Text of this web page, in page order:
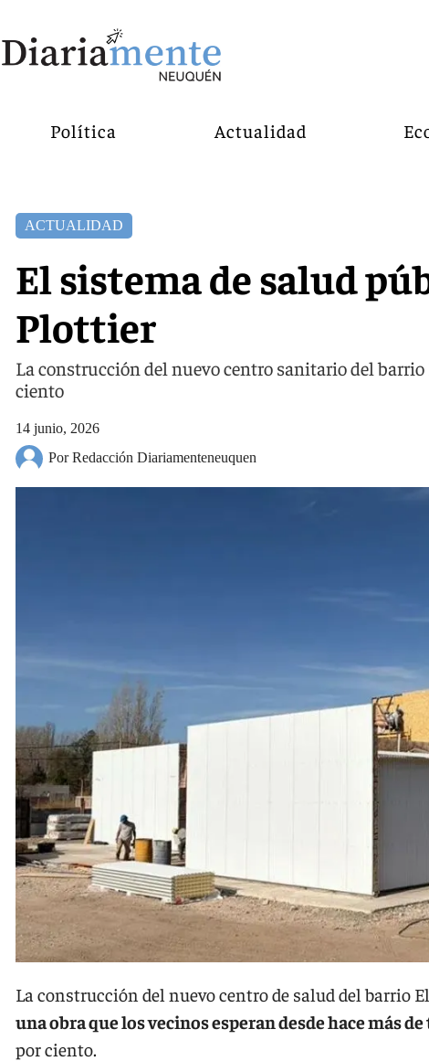
Política Actualidad
ACTUALIDAD
El sistema de salud
Plottier
La construcción del nuevo centro sanitario del
ciento
14 junio, 2026
Por Redacción Diariamenteneuquen
La construcción del nuevo centro de salud del barrio
una obra que los vecinos esperan desde hace más
por ciento.